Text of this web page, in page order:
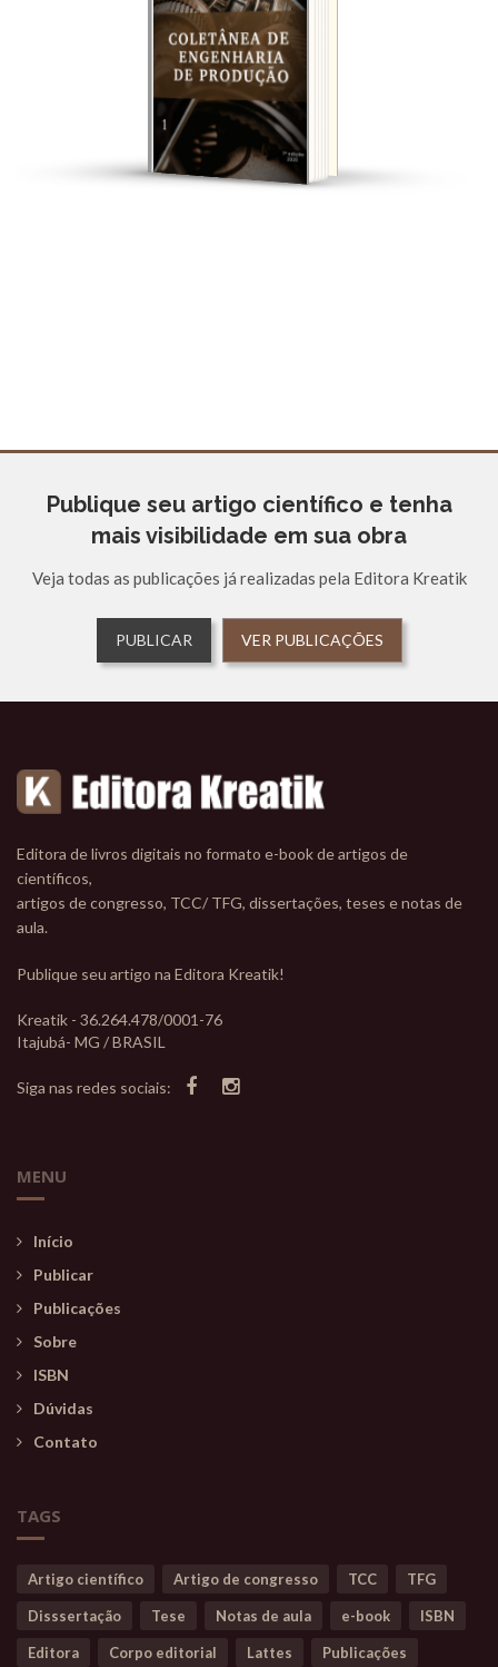
ACESSAR
Publique seu artigo científico e tenha
mais visibilidade em sua obra
Veja todas as publicações já realizadas pela Editora Kreatik
PUBLICAR VER PUBLICAÇÕES
Editora de livros digitais no formato e-book de artigos de
científicos,
artigos de congresso, TCC/ TFG, dissertações, teses e notas de
aula.
Publique seu artigo na Editora Kreatik!
Kreatik - 36.264.478/0001-76
Itajubá- MG / BRASIL
Siga nas redes sociais:
MENU
Início
Publicar
Publicações
Sobre
ISBN
Dúvidas
Contato
TAGS
Artigo científico Artigo de congresso TCC TFG
Disssertação Tese Notas de aula e-book ISBN
Editora Corpo editorial Lattes Publicações